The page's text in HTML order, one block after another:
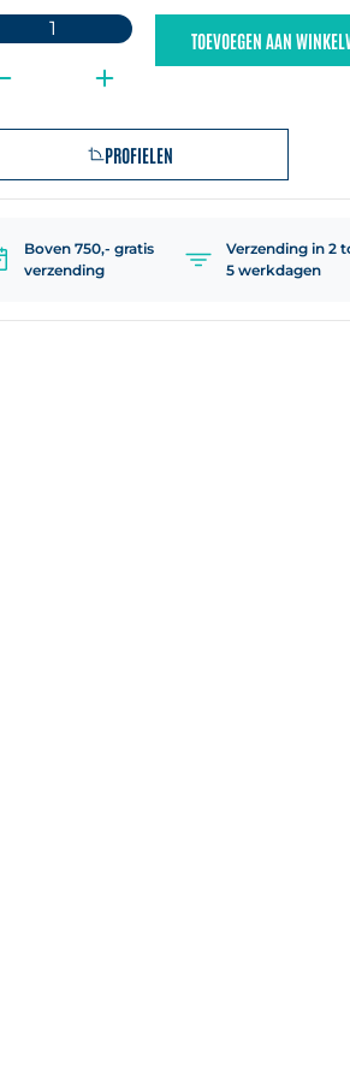
TOEVOEGEN AAN
PROFIELEN
Boven 750,- gratis
verzending
Verzending in 2
5 werkdagen